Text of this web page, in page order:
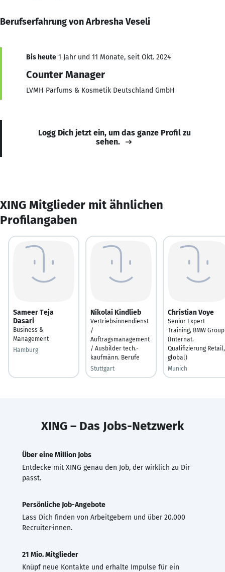
Berufserfahrung von Arbresha Veseli
Bis heute 1 Jahr und 11 Monate, seit Okt. 2024
Counter Manager
LVMH Parfums & Kosmetik Deutschland GmbH
Logg Dich jetzt ein, um das ganze Profil zu
sehen.
XING Mitglieder mit ähnlichen
Profilangaben
Sameer Teja
Dasari
Business &
Management
Hamburg
Nikolai Kindlieb
Vertriebsinnendienst
/
Auftragsmanagement
/ Ausbilder tech.-
kaufmänn. Berufe
Stuttgart
Christian Voye
Senior Expert
Training, BMW Group
(Internat.
Qualifizierung Retail,
global)
Munich
XING – Das Jobs-Netzwerk
Über eine Million Jobs
Entdecke mit XING genau den Job, der wirklich zu Dir
passt.
Persönliche Job-Angebote
Lass Dich finden von Arbeitgebern und über 20.000
Recruiter·innen.
21 Mio. Mitglieder
Knüpf neue Kontakte und erhalte Impulse für ein